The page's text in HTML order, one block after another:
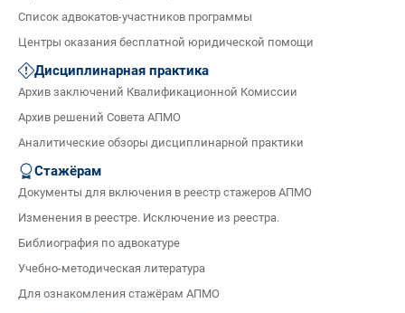
Список адвокатов-участников программы
Центры оказания бесплатной юридической помощи
Дисциплинарная практика
Архив заключений Квалификационной Комиссии
Архив решений Совета АПМО
Аналитические обзоры дисциплинарной практики
Стажёрам
Документы для включения в реестр стажеров АПМО
Изменения в реестре. Исключение из реестра.
Библиография по адвокатуре
Учебно-методическая литература
Для ознакомления стажёрам АПМО